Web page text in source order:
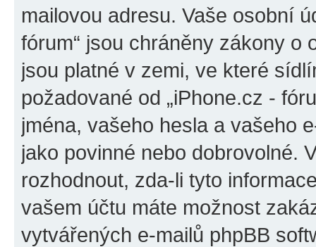
mailovou adresu. Vaše osobní
fórum“ jsou chráněny zákony o
jsou platné v zemi, ve které
požadované od „iPhone.cz -
jména, vašeho hesla a vašeho
jako povinné nebo dobrovolné.
rozhodnout, zda-li tyto
vašem účtu máte možnost
vytvářených e-mailů phpBB